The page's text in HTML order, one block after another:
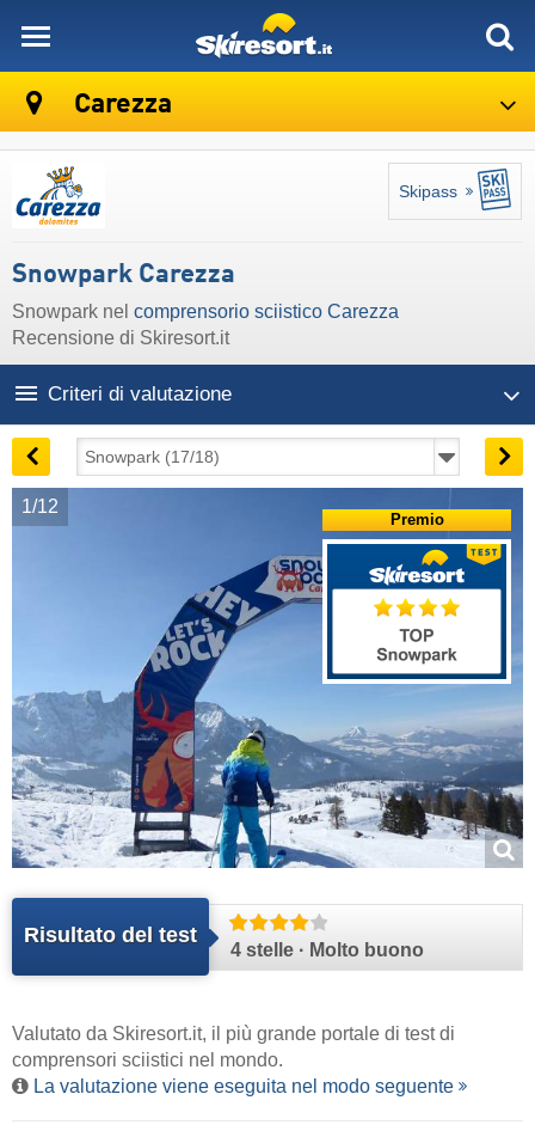
Carezza
Skipass
Snowpark Carezza
Snowpark nel comprensorio sciistico Carezza
Recensione di Skiresort.it
Criteri di valutazione
1/12
Risultato del test
4 stelle · Molto buono
Premio
Valutato da Skiresort.it, il più grande portale di test di
comprensori sciistici nel mondo.
La valutazione viene eseguita nel modo seguente